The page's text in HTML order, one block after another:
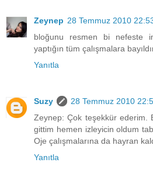
Zeynep 28 Temmuz 2010
bloğunu resmen bi nefeste
yaptığın tüm çalışmalara
Yanıtla
Suzy
28 Temmuz 2010
Zeynep: Çok teşekkür ederim.
gittim hemen izleyicin oldum
Oje çalışmalarına da hayran
Yanıtla